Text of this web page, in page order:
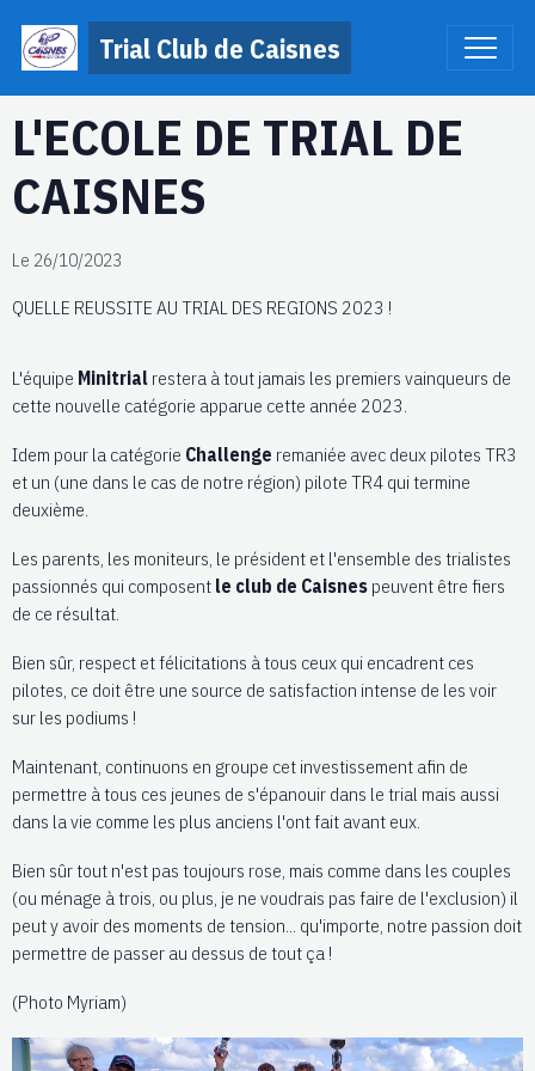
Trial Club de Caisnes
L'ECOLE DE TRIAL DE
CAISNES
Le 26/10/2023
QUELLE REUSSITE AU TRIAL DES REGIONS 2023 !
L'équipe Minitrial restera à tout jamais les premiers vainqueurs de
cette nouvelle catégorie apparue cette année 2023.
Idem pour la catégorie Challenge remaniée avec deux pilotes TR3
et un (une dans le cas de notre région) pilote TR4 qui termine
deuxième.
Les parents, les moniteurs, le président et l'ensemble des trialistes
passionnés qui composent le club de Caisnes peuvent être fiers
de ce résultat.
Bien sûr, respect et félicitations à tous ceux qui encadrent ces
pilotes, ce doit être une source de satisfaction intense de les voir
sur les podiums !
Maintenant, continuons en groupe cet investissement afin de
permettre à tous ces jeunes de s'épanouir dans le trial mais aussi
dans la vie comme les plus anciens l'ont fait avant eux.
Bien sûr tout n'est pas toujours rose, mais comme dans les couples
(ou ménage à trois, ou plus, je ne voudrais pas faire de l'exclusion) il
peut y avoir des moments de tension... qu'importe, notre passion doit
permettre de passer au dessus de tout ça !
(Photo Myriam)